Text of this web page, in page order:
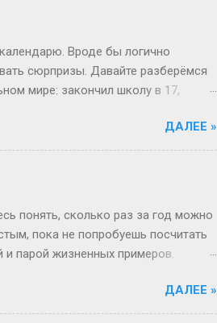
Вроде бы логично
сюрпризы. Давайте разберёмся
мире: закончил школу в 17,
и теперь он первокурсник в 19, а
в хостеле на Бали, а теперь
вообще 13 классов в
Зато в Японии некоторые уже
ДАЛЕЕ »
понять, сколько раз за год можно
пока не попробуешь посчитать
и парой жизненных примеров.
«А куда делся тот самый
Например, если 1 января —
ДАЛЕЕ »